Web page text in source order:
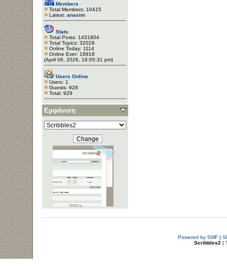
Members
Total Members: 10415
Latest: anasim
Stats
Total Posts: 1431804
Total Topics: 32029
Online Today: 1114
Online Ever: 18918
(April 06, 2026, 16:05:31 pm)
Users Online
Users: 1
Guests: 928
Total: 929
Εμφάνιση
Powered by SMF|
Scribbles2 |